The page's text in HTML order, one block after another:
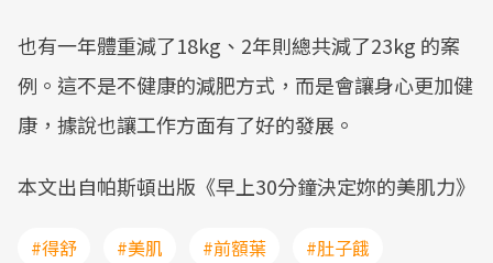
也有一年體重減了18kg、2年則總共減了23kg 的案
例。這不是不健康的減肥方式，而是會讓身心更加健
康，據說也讓工作方面有了好的發展。
本文出自帕斯頓出版《早上30分鐘決定妳的美肌力》
#得舒 #美肌 #前額葉
#肚子餓